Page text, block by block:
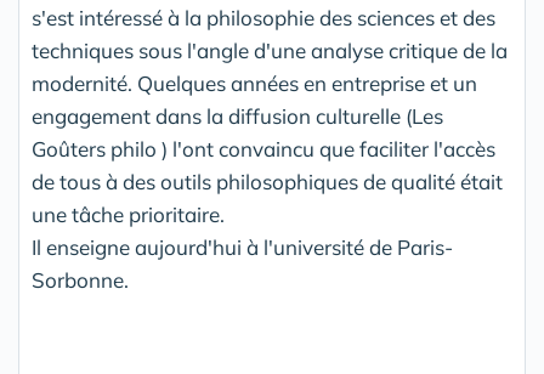
s'est intéressé à la philosophie des sciences et des
techniques sous l'angle d'une analyse critique de la
modernité. Quelques années en entreprise et un
engagement dans la diffusion culturelle (Les
Goûters philo ) l'ont convaincu que faciliter l'accès
de tous à des outils philosophiques de qualité était
une tâche prioritaire.
Il enseigne aujourd'hui à l'université de Paris-
Sorbonne.